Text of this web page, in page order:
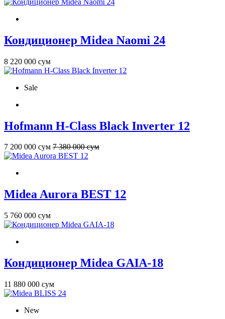
Кондиционер Midea Naomi 24
8 220 000 сум
Sale
Hofmann H-Class Black Inverter 12
7 200 000 сум 7 380 000 сум
Midea Aurora BEST 12
5 760 000 сум
Кондиционер Midea GAIA-18
11 880 000 сум
New